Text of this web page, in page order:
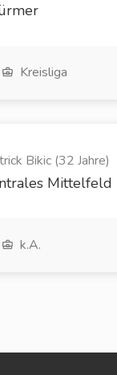
Kreisliga
Bikic (32 Jahre)
Mittelfeld
k.A.